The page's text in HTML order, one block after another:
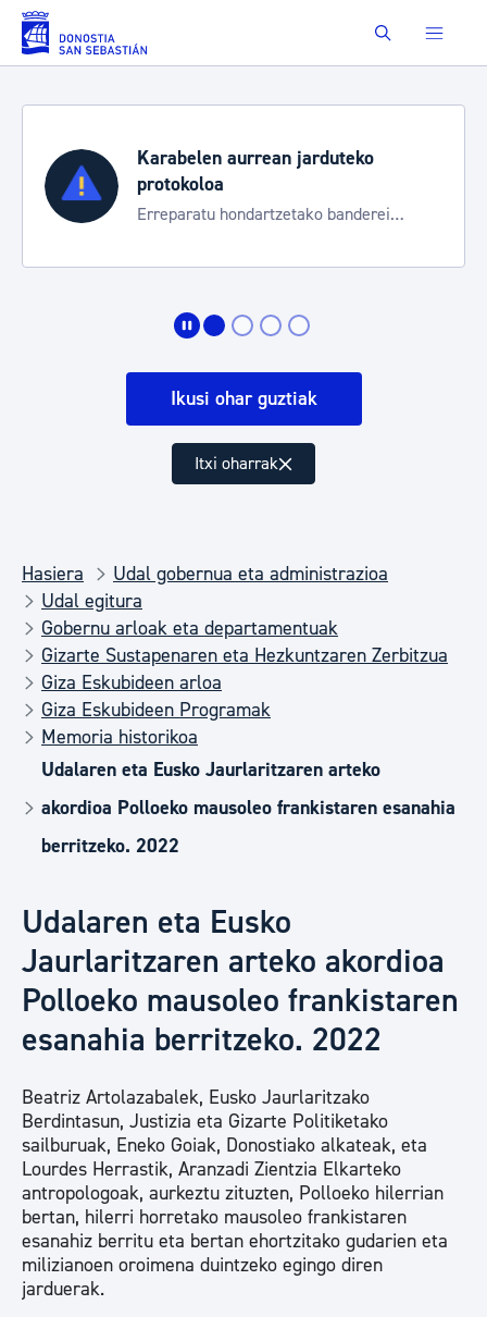
Eduki nagusira joan Buscar
Karabelen aurrean jarduteko
protokoloa
Erreparatu hondartzetako banderei
Ikusi ohar guztiak
Itxi oharrak
Hasiera
Udal gobernua eta administrazioa
Udal egitura
Gobernu arloak eta departamentuak
Gizarte Sustapenaren eta Hezkuntzaren Zerbitzua
Giza Eskubideen arloa
Giza Eskubideen Programak
Memoria historikoa
Udalaren eta Eusko Jaurlaritzaren arteko
akordioa Polloeko mausoleo frankistaren esanahia
berritzeko. 2022
Udalaren eta Eusko
Jaurlaritzaren arteko akordioa
Polloeko mausoleo frankistaren
esanahia berritzeko. 2022
Beatriz Artolazabalek, Eusko Jaurlaritzako
Berdintasun, Justizia eta Gizarte Politiketako
sailburuak, Eneko Goiak, Donostiako alkateak, eta
Lourdes Herrastik, Aranzadi Zientzia Elkarteko
antropologoak, aurkeztu zituzten, Polloeko hilerrian
bertan, hilerri horretako mausoleo frankistaren
esanahiz berritu eta bertan ehortzitako gudarien eta
milizianoen oroimena duintzeko egingo diren
jarduerak.